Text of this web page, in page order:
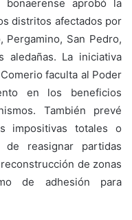
bonaerense aprobó la
distritos afectados por
Pergamino, San Pedro,
aledañas. La iniciativa
faculta al Poder
en los beneficios
También prevé
impositivas totales o
reasignar partidas
de zonas
de adhesión para